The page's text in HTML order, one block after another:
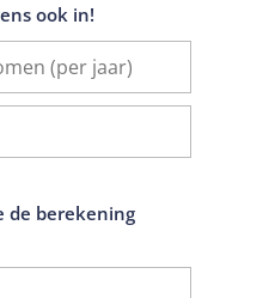
ook in!
de berekening